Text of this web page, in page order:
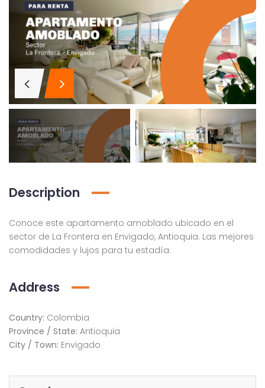
Description
Conoce este apartamento amoblado ubicado en el
sector de La Frontera en Envigado, Antioquia. Las mejores
comodidades y lujos para tu estadía.
Address
Country: Colombia
Province / State: Antioquia
City / Town: Envigado
Apartamento amoblado en la ciudad de Medellín Antioquia
El Poblado, Medellín Medellín, Antioquia